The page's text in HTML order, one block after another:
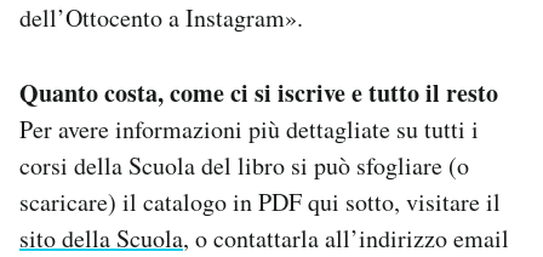
dell’Ottocento a Instagram».
Quanto costa, come ci si iscrive e tutto il resto
Per avere informazioni più dettagliate su tutti i
corsi della Scuola del libro si può sfogliare (o
scaricare) il catalogo in PDF qui sotto, visitare il
sito della Scuola, o contattarla all’indirizzo email